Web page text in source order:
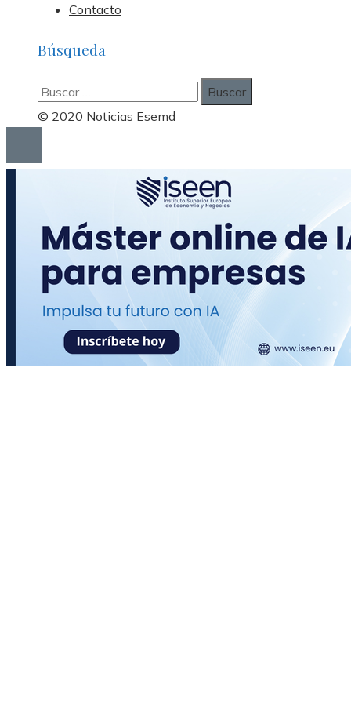
Contacto
Búsqueda
Buscar:
© 2020 Noticias Esemd